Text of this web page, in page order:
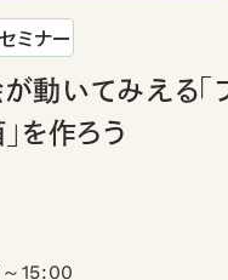
ミナー
動いてみえる「
を作ろう
15:00